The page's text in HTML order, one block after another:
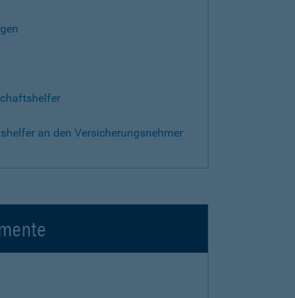
an den Versicherungsnehmer